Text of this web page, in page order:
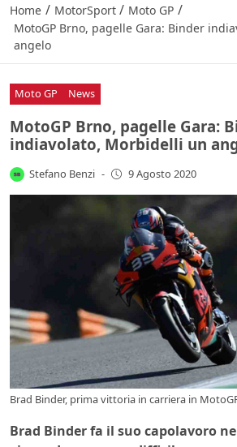
Home / MotorSport / Moto GP /
MotoGP Brno, pagelle Gara: Binder
angelo
Moto GP News
MotoGP Brno, pagelle Gara:
indiavolato, Morbidelli un
Stefano Benzi - 9 Agosto 2020
Brad Binder, prima vittoria in carriera in
Brad Binder fa il suo capolavoro